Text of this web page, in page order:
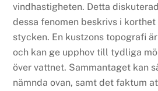
vindhastigheten. Detta
dessa fenomen beskrivs i
stycken. En kustzons topografi
och kan ge upphov till tydliga
över vattnet. Sammantaget kan
nämnda ovan, samt det faktum